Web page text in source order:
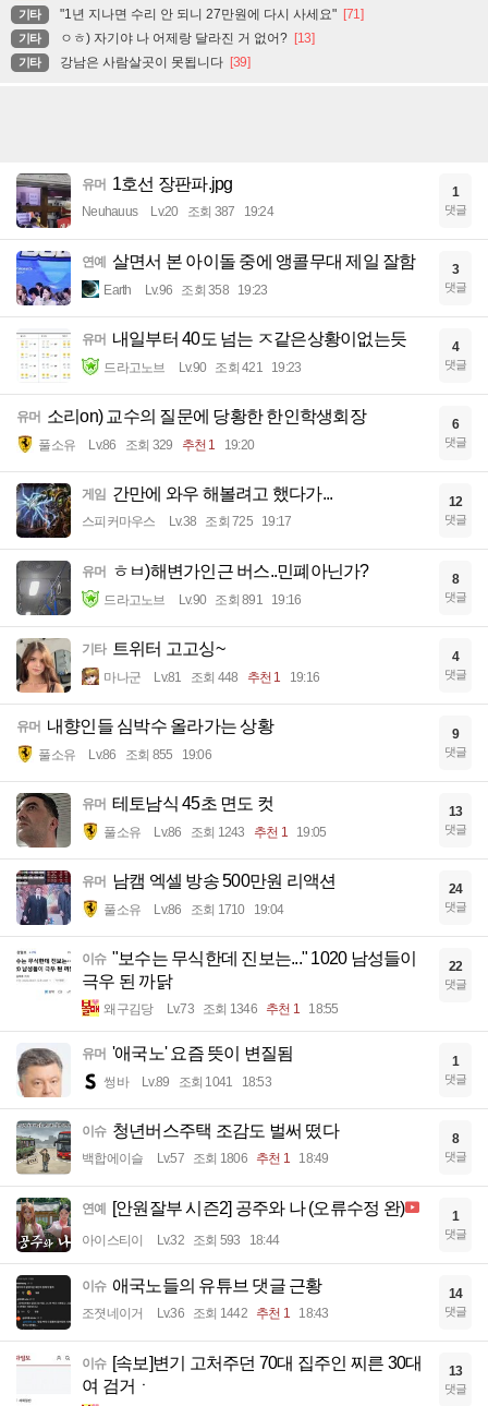
기타 "1년 지나면 수리 안 되니 27만원에 다시 사세요" [71]
기타 ㅇㅎ) 자기야 나 어제랑 달라진 거 없어? [13]
기타 강남은 사람살곳이 못됩니다 [39]
유머 1호선 장판파.jpg
Neuhauus Lv.20 조회 387 19:24
1
댓글
연예 살면서 본 아이돌 중에 앵콜무대 제일 잘함
Earth Lv.96 조회 358 19:23
3
댓글
유머 내일부터 40도 넘는 ㅈ같은상황이없는듯
드라고노브 Lv.90 조회 421 19:23
4
댓글
유머 소리on) 교수의 질문에 당황한 한인학생회장
풀소유 Lv.86 조회 329 추천 1 19:20
6
댓글
게임 간만에 와우 해볼려고 했다가...
스피커마우스 Lv.38 조회 725 19:17
12
댓글
유머 ㅎㅂ)해변가인근 버스..민폐아닌가?
드라고노브 Lv.90 조회 891 19:16
8
댓글
기타 트위터 고고싱~
마나군 Lv.81 조회 448 추천 1 19:16
4
댓글
유머 내향인들 심박수 올라가는 상황
풀소유 Lv.86 조회 855 19:06
9
댓글
유머 테토남식 45초 면도 컷
풀소유 Lv.86 조회 1243 추천 1 19:05
13
댓글
유머 남캠 엑셀 방송 500만원 리액션
풀소유 Lv.86 조회 1710 19:04
24
댓글
이슈 "보수는 무식한데 진보는..." 1020 남성들이
극우 된 까닭
왜구김당 Lv.73 조회 1346 추천 1 18:55
22
댓글
유머 '애국노' 요즘 뜻이 변질됨
썽바 Lv.89 조회 1041 18:53
1
댓글
이슈 청년버스주택 조감도 벌써 떴다
백합에이슬 Lv.57 조회 1806 추천 1 18:49
8
댓글
연예 [안원잘부 시즌2] 공주와 나 (오류수정 완)
아이스티이 Lv.32 조회 593 18:44
1
댓글
이슈 애국노들의 유튜브 댓글 근황
조졋네이거 Lv.36 조회 1442 추천 1 18:43
14
댓글
이슈 [속보]변기 고처주던 70대 집주인 찌른 30대
여 검거ㆍ
13
댓글